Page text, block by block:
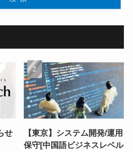
せ
【東京】システム開発/運用
保守[中国語ビジネスレベル